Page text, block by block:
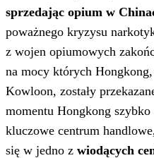
sprzedając opium w
poważnego kryzysu
z wojen opiumowych
na mocy których
Kowloon, zostały
momentu Hongkong
kluczowe centrum
się w jedno z wiodących